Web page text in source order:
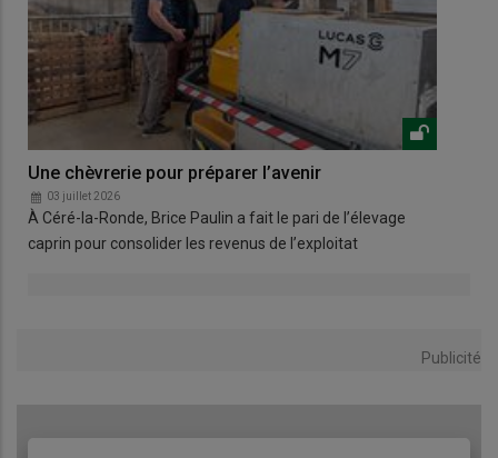
Une chèvrerie pour préparer l’avenir
03 juillet 2026
À Céré-la-Ronde, Brice Paulin a fait le pari de l’élevage
caprin pour consolider les revenus de l’exploitat
Publicité